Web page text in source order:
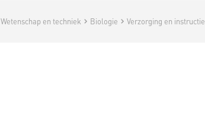
Wetenschap en techniek Biologie Verzorging en instructie